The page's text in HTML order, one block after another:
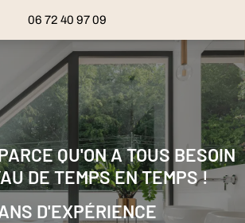
06 72 40 97 09
QU'ON A TOUS BESOIN
DE TEMPS EN TEMPS !
D'EXPÉRIENCE